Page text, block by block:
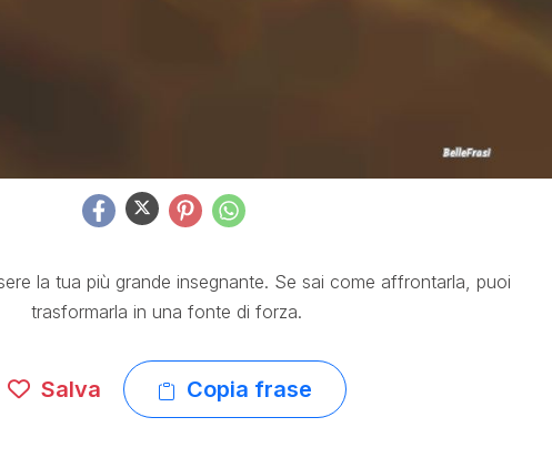
la tua più grande insegnante. Se sai come affrontarla, puoi
trasformarla in una fonte di forza.
Salva Copia frase